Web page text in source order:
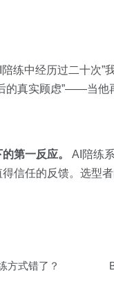
练中经历过二十次”
的真实顾虑”——当
第一反应。
AI陪练
信任的反馈。选型
方式错了？